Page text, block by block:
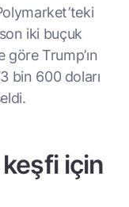
iki buçuk
Trump’ın
bin 600 doları
için